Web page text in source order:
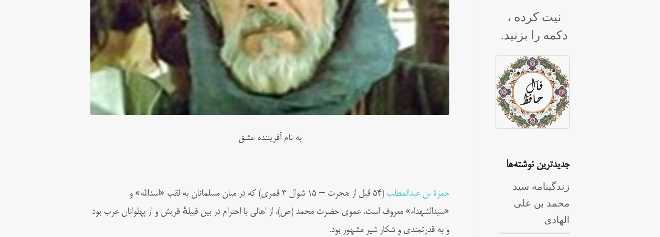
به نام آفریننده عشق
حمزة بن عبدالمطلب
(۵۴ قبل از هجرت – ۱۵ شوال ۳ قمری) که در میان مسلمانان به لقب «اسدالله» و
«سیدالشهداء» معروف است، عموی حضرت محمد (ص)، از اهالی با احترام در بین قبیلهٔ قریش و از پهلوانان عرب بود
و به قدرتمندی و شکار شیر مشهور بود.
نیت کرده ،
دکمه را بزنید.
جدیدترین نوشته‌ها
زندگینامه سید
محمد بن علی
الهادی